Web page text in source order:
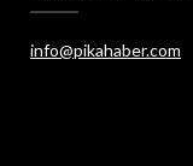
info@pikahaber.com